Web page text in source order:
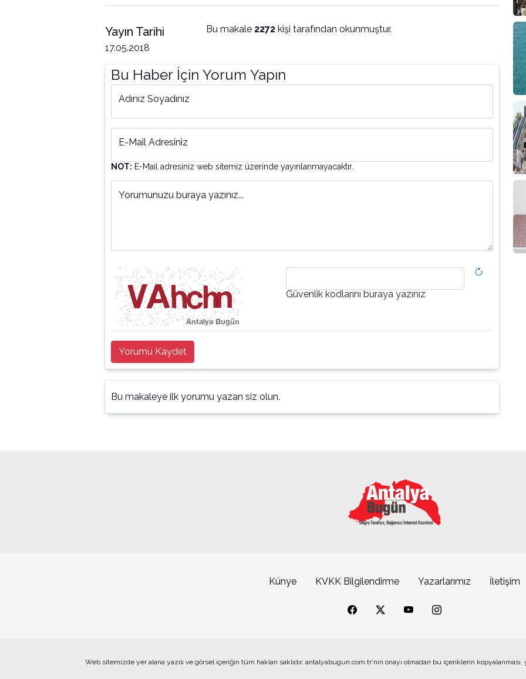
Yayın Tarihi
17.05.2018
Bu makale 2272kişi tarafından okunmuştur.
Bu Haber İçin Yorum Yapın
Adınız Soyadınız
E-Mail Adresiniz
NOT: E-Mail adresiniz web sitemiz üzerinde yayınlanmayacaktır.
Yorumunuzu buraya yazınız...
Güvenlik kodlarını buraya yazınız
Yorumu Kaydet
Bu makaleye ilk yorumu yazan siz olun.
Künye KVKK Bilgilendirme Yazarlarımız İletişim
Web sitemizde yer alana yazılı ve görsel içeriğin tüm hakları saklıdır. antalyabugun.com.tr'nin onayı olmadan bu içeriklerin kopyalanması,